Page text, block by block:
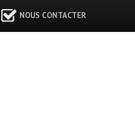
NOUS CONTACTER